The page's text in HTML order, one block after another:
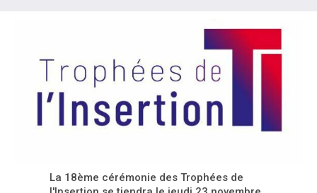
La 18ème cérémonie des Trophées de